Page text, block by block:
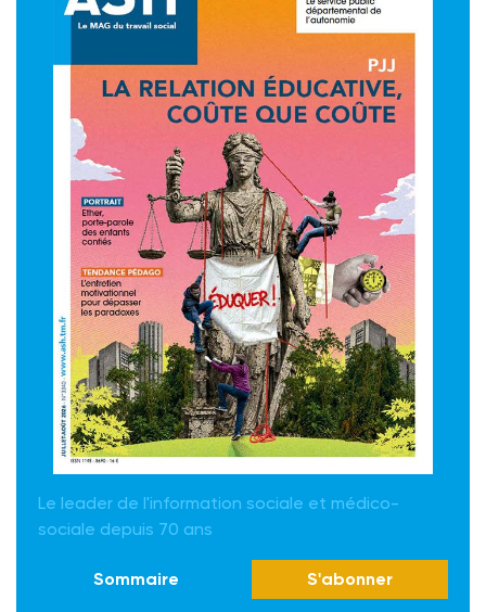
Le leader de l'information sociale et médico-
sociale depuis 70 ans
Sommaire S'abonner